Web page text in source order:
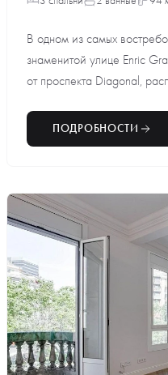
В одном из самых
знаменитой улице Enric
от проспекта Diagonal,
ПОДРОБНОСТИ